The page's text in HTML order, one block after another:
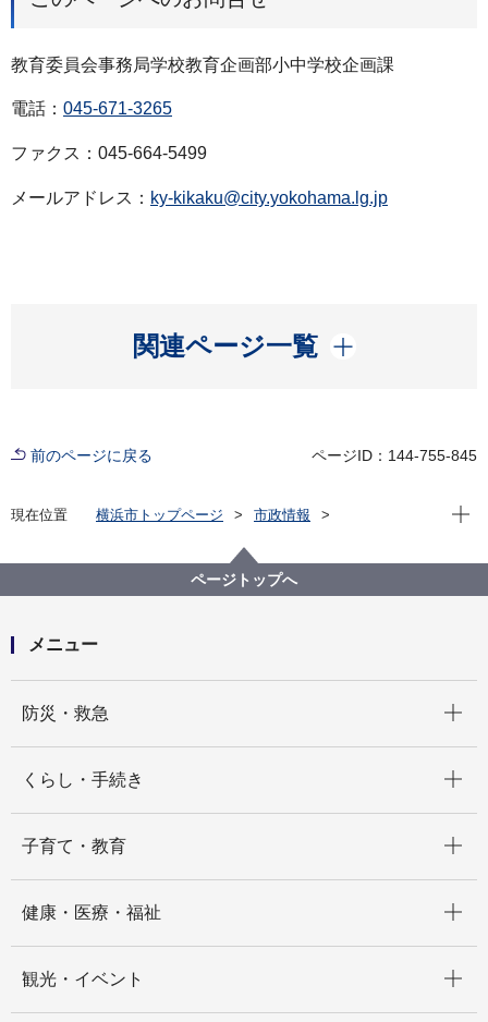
教育委員会事務局学校教育企画部小中学校企画課
電話： 045-671-3265
ファクス：045-664-5499
メールアドレス： ky-kikaku@city.yokohama.lg.jp
関連ページ一覧
開く
前のページに戻る ページID：144-755-845
現在位置 横浜市トップページ
市政情報
記者発表 2024年度
市立小学校等の子どもたちがオーケストラを鑑賞しま
す～令和６年度「心の教育ふれあいコンサート」開催
現在
ページトップへ
メニュー
防災・救急
くらし・手続き
子育て・教育
健康・医療・福祉
観光・イベント